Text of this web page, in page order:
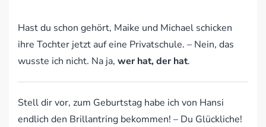
Hast du schon gehört, Maike und Michael schicken
ihre Tochter jetzt auf eine Privatschule. – Nein, das
wusste ich nicht. Na ja, wer hat, der hat.
Stell dir vor, zum Geburtstag habe ich von Hansi
endlich den Brillantring bekommen! – Du Glückliche!